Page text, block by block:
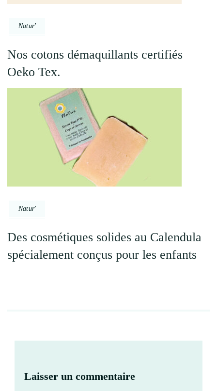
Natur'
Nos cotons démaquillants certifiés
Oeko Tex.
Natur'
Des cosmétiques solides au Calendula
spécialement conçus pour les enfants
Laisser un commentaire